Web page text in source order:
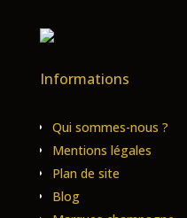
Informations
Qui sommes-nous ?
Mentions légales
Plan de site
Blog